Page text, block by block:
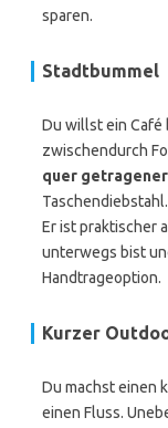
sparen.
Stadtbummel
Du willst ein Café
zwischendurch
quer
Er ist praktischer
unterwegs bist
Handtrageoption.
Kurzer
Du machst einen
einen Fluss.